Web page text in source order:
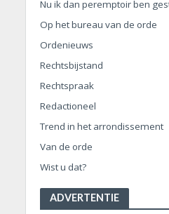
Nu ik dan peremptoir ben
Op het bureau van de orde
Ordenieuws
Rechtsbijstand
Rechtspraak
Redactioneel
Trend in het arrondissement
Van de orde
Wist u dat?
ADVERTENTIE